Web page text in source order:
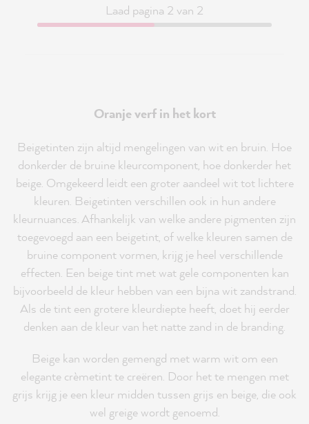
Laad pagina 2 van 2
Oranje verf in het kort
Beigetinten zijn altijd mengelingen van wit en bruin. Hoe
donkerder de bruine kleurcomponent, hoe donkerder het
beige. Omgekeerd leidt een groter aandeel wit tot lichtere
kleuren. Beigetinten verschillen ook in hun andere
kleurnuances. Afhankelijk van welke andere pigmenten zijn
toegevoegd aan een beigetint, of welke kleuren samen de
bruine component vormen, krijg je heel verschillende
effecten. Een beige tint met wat gele componenten kan
bijvoorbeeld de kleur hebben van een bijna wit zandstrand.
Als de tint een grotere kleurdiepte heeft, doet hij eerder
denken aan de kleur van het natte zand in de branding.
Beige kan worden gemengd met warm wit om een
elegante crèmetint te creëren. Door het te mengen met
grijs krijg je een kleur midden tussen grijs en beige, die ook
wel greige wordt genoemd.